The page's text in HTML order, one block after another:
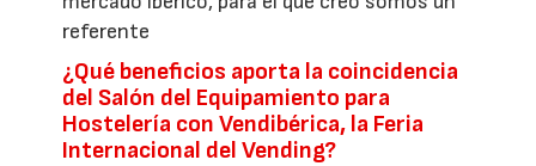
referente
¿Qué beneficios aporta la coincidencia
del Salón del Equipamiento para
Hostelería con Vendibérica, la Feria
Internacional del Vending?